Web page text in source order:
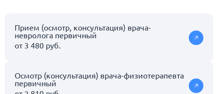
Прием (осмотр, консультация) врача-
невролога первичный
от 3 480 руб.
Осмотр (консультация) врача-физиотерапевта
первичный